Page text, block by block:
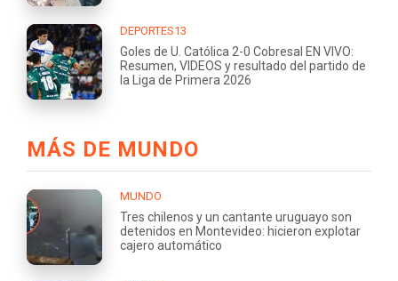
DEPORTES13
Goles de U. Católica 2-0 Cobresal EN VIVO:
Resumen, VIDEOS y resultado del partido de
la Liga de Primera 2026
MÁS DE MUNDO
MUNDO
Tres chilenos y un cantante uruguayo son
detenidos en Montevideo: hicieron explotar
cajero automático